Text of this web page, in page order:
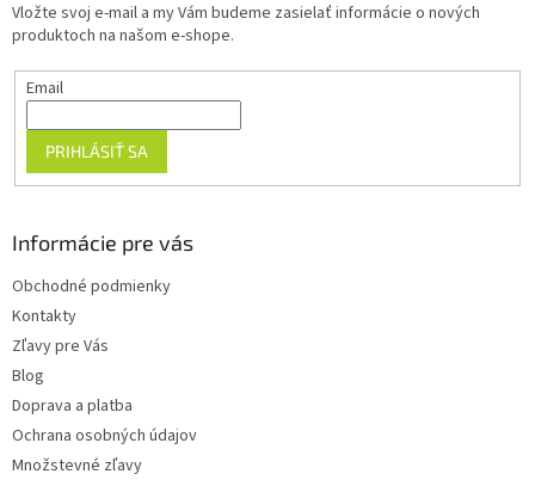
e
r
ý
Vložte svoj e-mail a my Vám budeme zasielať informácie o nových
produktoch na našom e-shope.
Email
PRIHLÁSIŤ SA
Informácie pre vás
Obchodné podmienky
Kontakty
Zľavy pre Vás
Blog
Doprava a platba
Ochrana osobných údajov
Množstevné zľavy